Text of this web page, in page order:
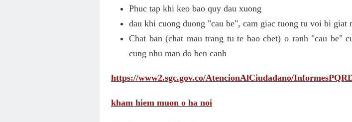
Phuc tap khi keo bao quy dau xuong
dau khi cuong duong "cau be", cam giac tuong tu voi bi giat
Chat ban (chat mau trang tu te bao chet) o ranh "cau be"
cung nhu man do ben canh
https://www2.sgc.gov.co/AtencionAlCiudadano/
kham hiem muon o ha noi